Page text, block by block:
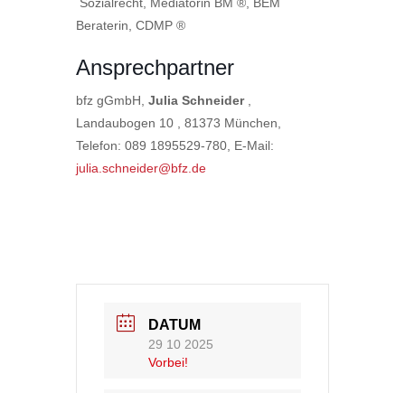
Beraterin, CDMP ®
Ansprechpartner
bfz gGmbH, Julia Schneider,
Landaubogen 10 , 81373 München,
Telefon: 089 1895529-780, E-Mail:
julia.schneider@bfz.de
DATUM
29 10 2025
Vorbei!